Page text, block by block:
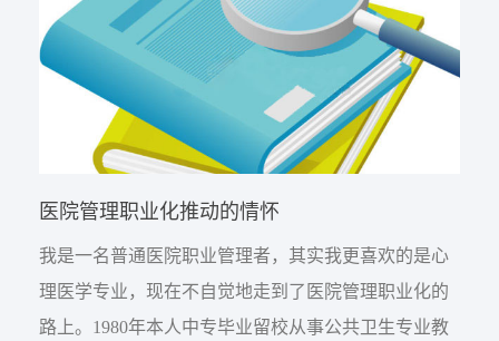
病因治疗本是一种有钱人追求小概率疗效的特...
医院管理职业化推动的情怀
我是一名普通医院职业管理者，其实我更喜欢的是心
理医学专业，现在不自觉地走到了医院管理职业化的
路上。1980年本人中专毕业留校从事公共卫生专业教